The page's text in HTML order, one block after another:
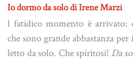
Io dormo da solo di Irene Marzi
l fatidico momento è arrivato:
che sono grande abbastanza
letto da solo. Che spiritosi! Da